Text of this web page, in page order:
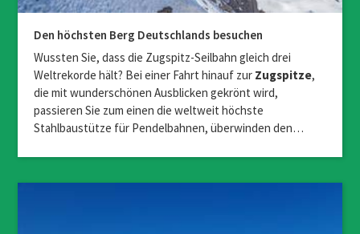
Hotel AlpenSonne
D-83324Ruhpolding
Hotel & Restaurant Alpenglück
D-83458Schneizlreuth
Ferienwohnungen am Walchensee
Den höchsten Berg Deutschlands besuchen
Wussten Sie, dass die Zugspitz-Seilbahn gleich drei
Weltrekorde hält? Bei einer Fahrt hinauf zur Zugspitze,
die mit wunderschönen Ausblicken gekrönt wird,
passieren Sie zum einen die weltweit höchste
Stahlbaustütze für Pendelbahnen, überwinden den…